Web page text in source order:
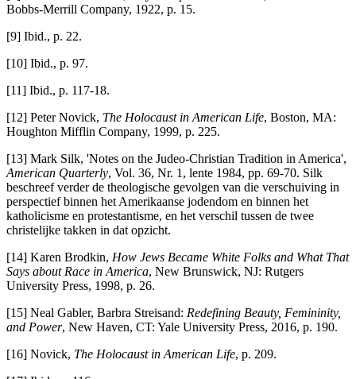
Bobbs-Merrill Company, 1922, p. 15.
[9] Ibid., p. 22.
[10] Ibid., p. 97.
[11] Ibid., p. 117-18.
[12] Peter Novick, The Holocaust in American Life, Boston, MA:
Houghton Mifflin Company, 1999, p. 225.
[13] Mark Silk, 'Notes on the Judeo-Christian Tradition in America',
American Quarterly, Vol. 36, Nr. 1, lente 1984, pp. 69-70. Silk
beschreef verder de theologische gevolgen van die verschuiving in
perspectief binnen het Amerikaanse jodendom en binnen het
katholicisme en protestantisme, en het verschil tussen de twee
christelijke takken in dat opzicht.
[14] Karen Brodkin, How Jews Became White Folks and What That
Says about Race in America, New Brunswick, NJ: Rutgers
University Press, 1998, p. 26.
[15] Neal Gabler, Barbra Streisand: Redefining Beauty, Femininity,
and Power, New Haven, CT: Yale University Press, 2016, p. 190.
[16] Novick, The Holocaust in American Life, p. 209.